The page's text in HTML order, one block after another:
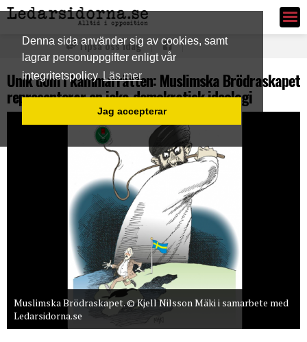
Denna sida använder sig av cookies, samt
lagrar personuppgifter enligt vår
integritetspolicy Läs mer
Jag accepterar
Ledarsidorna.se
Tipsa oss idag
Unik dom i kammarrätten: Muslimska Brödraskapet
representerar en icke-demokratisk ideologi
Muslimska Brödraskapet. © Kjell Nilsson Mäki i samarbete med
Ledarsidorna.se